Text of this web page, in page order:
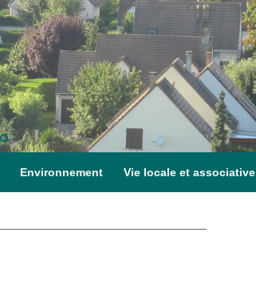
Environnement Vie locale et associative